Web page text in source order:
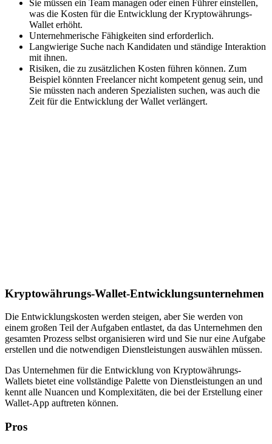
Sie müssen ein Team managen oder einen Führer einstellen,
was die Kosten für die Entwicklung der Kryptowährungs-
Wallet erhöht.
Unternehmerische Fähigkeiten sind erforderlich.
Langwierige Suche nach Kandidaten und ständige Interaktion
mit ihnen.
Risiken, die zu zusätzlichen Kosten führen können. Zum
Beispiel könnten Freelancer nicht kompetent genug sein, und
Sie müssten nach anderen Spezialisten suchen, was auch die
Zeit für die Entwicklung der Wallet verlängert.
Kryptowährungs-Wallet-Entwicklungsunternehmen
Die Entwicklungskosten werden steigen, aber Sie werden von
einem großen Teil der Aufgaben entlastet, da das Unternehmen den
gesamten Prozess selbst organisieren wird und Sie nur eine Aufgabe
erstellen und die notwendigen Dienstleistungen auswählen müssen.
Das Unternehmen für die Entwicklung von Kryptowährungs-
Wallets bietet eine vollständige Palette von Dienstleistungen an und
kennt alle Nuancen und Komplexitäten, die bei der Erstellung einer
Wallet-App auftreten können.
Pros